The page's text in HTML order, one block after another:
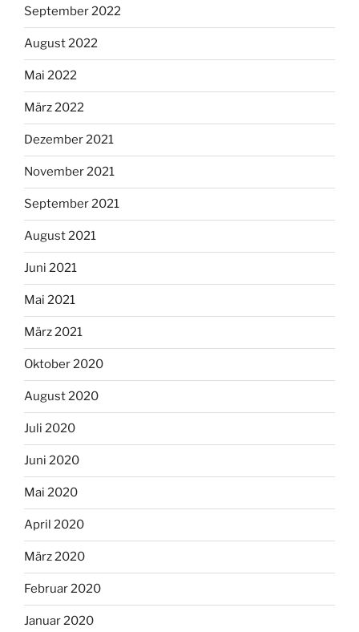
September 2022
August 2022
Mai 2022
März 2022
Dezember 2021
November 2021
September 2021
August 2021
Juni 2021
Mai 2021
März 2021
Oktober 2020
August 2020
Juli 2020
Juni 2020
Mai 2020
April 2020
März 2020
Februar 2020
Januar 2020